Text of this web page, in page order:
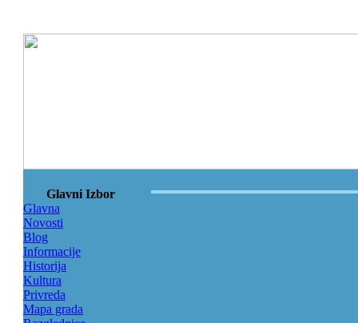
Glavni Izbor
Glavna
Novosti
Blog
Informacije
Historija
Kultura
Privreda
Mapa grada